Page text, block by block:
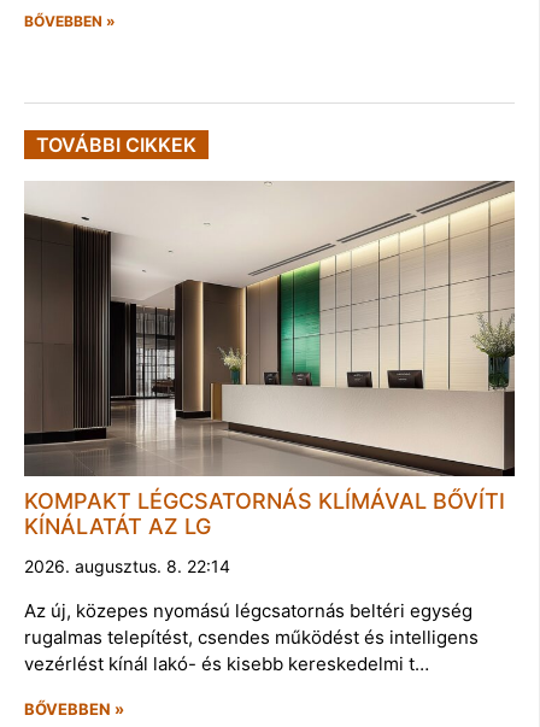
BŐVEBBEN »
TOVÁBBI CIKKEK
KOMPAKT LÉGCSATORNÁS KLÍMÁVAL BŐVÍTI
KÍNÁLATÁT AZ LG
2026. augusztus. 8. 22:14
Az új, közepes nyomású légcsatornás beltéri egység
rugalmas telepítést, csendes működést és intelligens
vezérlést kínál lakó- és kisebb kereskedelmi t…
BŐVEBBEN »